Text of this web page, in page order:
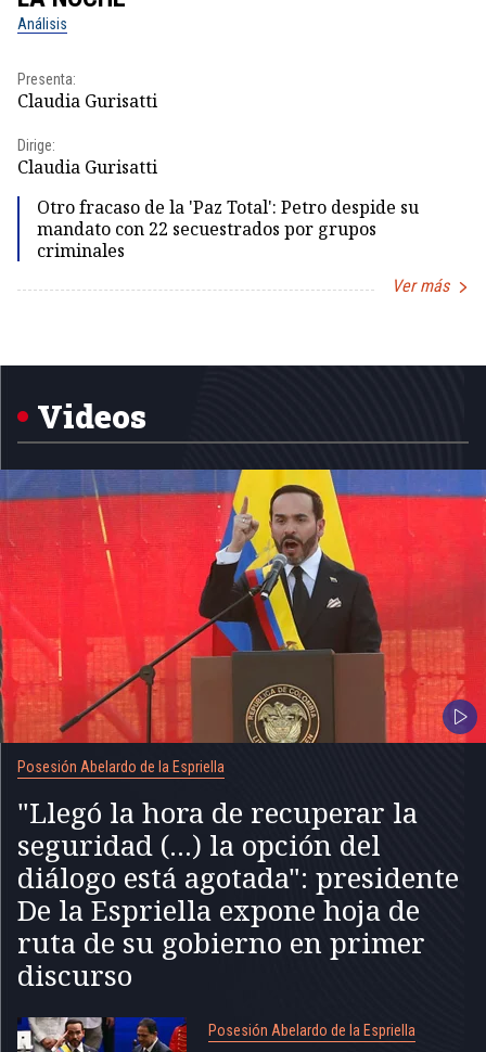
Análisis
Presenta:
Claudia Gurisatti
Dirige:
Claudia Gurisatti
Otro fracaso de la 'Paz Total': Petro despide su
mandato con 22 secuestrados por grupos
criminales
Ver más
5
Videos
Posesión Abelardo de la Espriella
"Llegó la hora de recuperar la
seguridad (...) la opción del
diálogo está agotada": presidente
De la Espriella expone hoja de
ruta de su gobierno en primer
discurso
Posesión Abelardo de la Espriella